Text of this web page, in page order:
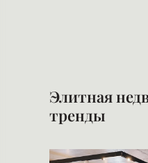
Элитная
тренды